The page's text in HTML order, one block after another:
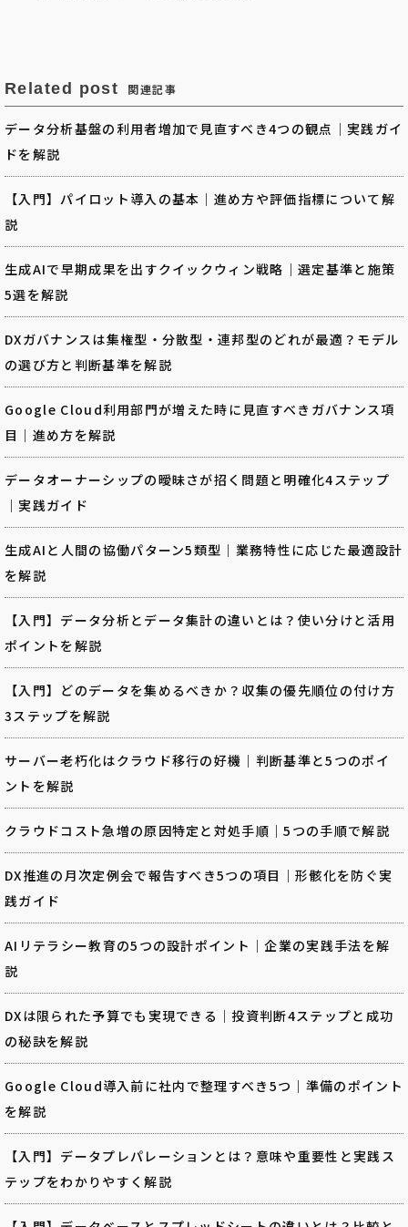
Related post 関連記事
データ分析基盤の利用者増加で見直すべき4つの観点｜実践ガイ
ドを解説
【入門】パイロット導入の基本｜進め方や評価指標について解
説
生成AIで早期成果を出すクイックウィン戦略｜選定基準と施策
5選を解説
DXガバナンスは集権型・分散型・連邦型のどれが最適？モデル
の選び方と判断基準を解説
Google Cloud利用部門が増えた時に見直すべきガバナンス項
目｜進め方を解説
データオーナーシップの曖昧さが招く問題と明確化4ステップ
｜実践ガイド
生成AIと人間の協働パターン5類型｜業務特性に応じた最適設計
を解説
【入門】データ分析とデータ集計の違いとは？使い分けと活用
ポイントを解説
【入門】どのデータを集めるべきか？収集の優先順位の付け方
3ステップを解説
サーバー老朽化はクラウド移行の好機｜判断基準と5つのポイ
ントを解説
クラウドコスト急増の原因特定と対処手順｜5つの手順で解説
DX推進の月次定例会で報告すべき5つの項目｜形骸化を防ぐ実
践ガイド
AIリテラシー教育の5つの設計ポイント｜企業の実践手法を解
説
DXは限られた予算でも実現できる｜投資判断4ステップと成功
の秘訣を解説
Google Cloud導入前に社内で整理すべき5つ｜準備のポイント
を解説
【入門】データプレパレーションとは？意味や重要性と実践ス
テップをわかりやすく解説